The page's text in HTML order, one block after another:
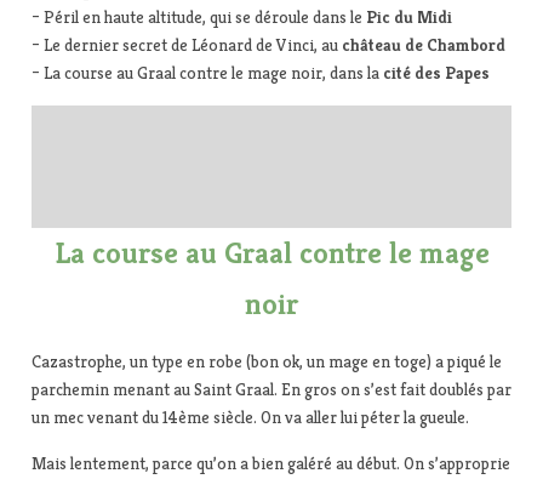
– Péril en haute altitude, qui se déroule dans le Pic du Midi
– Le dernier secret de Léonard de Vinci, au château de Chambord
– La course au Graal contre le mage noir, dans la cité des Papes
La course au Graal contre le mage
noir
Cazastrophe, un type en robe (bon ok, un mage en toge) a piqué le
parchemin menant au Saint Graal. En gros on s’est fait doublés par
un mec venant du 14ème siècle. On va aller lui péter la gueule.
Mais lentement, parce qu’on a bien galéré au début. On s’approprie